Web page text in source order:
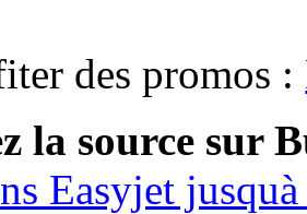
des promos :
la source sur
Easyjet